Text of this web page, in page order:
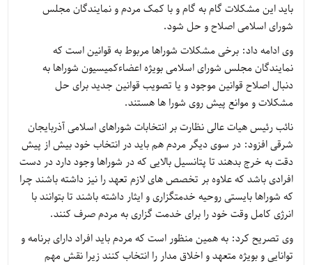
باید این مشکلات گام به گام و با کمک مردم و نمایندگان مجلس
شورای اسلامی اصلاح و حل شود.
وی ادامه داد: برخی مشکلات شوراها مربوط به قوانین است که
نمایندگان مجلس شورای اسلامی بویژه اعضاءکمیسیون شوراها به
دنبال اصلاح قوانین موجود و یا تصویب قوانین جدید برای حل
مشکلات و موانع پیش روی شورا ها هستند.
نائب رئیس هیات عالی نظارت بر انتخابات شوراهای اسلامی آذربایجان
شرقی افزود: در سوی دیگر مردم هم باید در انتخاب خود بیش از پیش
دقت به خرج بدهند تا پتانسیل بالایی که در شوراها وجود دارد در دست
افرادی باشد که علاوه بر تخصص های لازم تعهد را نیز داشته باشند چرا
که شوراها بایستی روحیه خدمتگزاری و ایثار داشته باشند تا بتوانند با
انرژی کامل وقت خود را برای خدمت گزاری به مردم صرف کنند.
وی تصریح کرد: به همین منظور است که مردم باید افراد دارای برنامه و
توانایی و بویژه متعهد و اخلاق مدار را انتخاب کنند زیرا نقش مهم